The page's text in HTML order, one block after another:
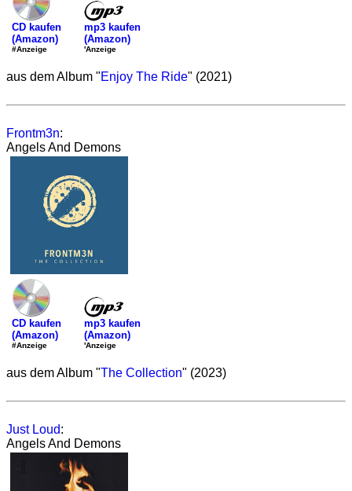
CD kaufen
(Amazon)
#Anzeige
mp3 kaufen
(Amazon)
'Anzeige
aus dem Album "Enjoy The Ride" (2021)
Frontm3n:
Angels And Demons
CD kaufen
(Amazon)
#Anzeige
mp3 kaufen
(Amazon)
'Anzeige
aus dem Album "The Collection" (2023)
Just Loud:
Angels And Demons